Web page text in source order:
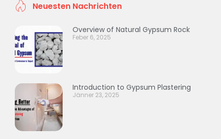
Neuesten Nachrichten
Overview of Natural Gypsum Rock
Feber 6, 2025
Introduction to Gypsum Plastering
Jänner 23, 2025